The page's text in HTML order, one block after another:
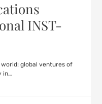
INST-
global ventures of
in…